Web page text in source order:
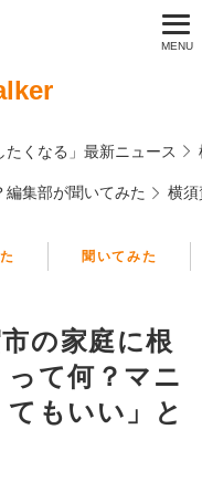
たくなる」最新ニュース
編集部が聞いてみた 横須
聞いてみた
の家庭に根
て何？マニ
もいい」と